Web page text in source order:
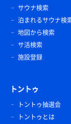
ベジスタ
アテクシ
はコクあ
マッチ
腹は全然
サウナ検索
泊まれるサウナ検
地図から検索
サ活検索
施設登録
トントゥ
トントゥ抽選会
トントゥとは